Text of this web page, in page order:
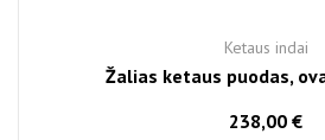
Ketaus indai
Žalias ketaus puodas,
238,00 €